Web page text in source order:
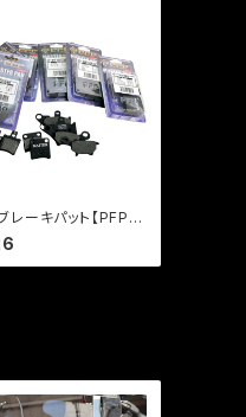
レーキパット【PFP
2 マスターパッド
ジョーカー50【クリ
ト発送可能】